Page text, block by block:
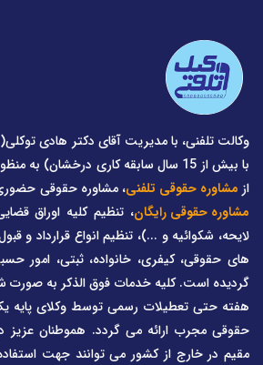
وکالت تلفنی، با مدیریت آقای دکتر هادی
با بیش از 15 سال سابقه کاری درخشان)
از مشاوره حقوقی تلفنی، مشاوره حقوقی
مشاوره حقوقی رایگان، تنظیم کلیه اوراق
لایحه، شکوائیه و ...)، تنظیم انواع قرارداد و
های حقوقی، کیفری، خانواده، ثبتی، امور
گردیده است. کلیه خدمات فوق الذکر به صورت
هفته حتی تعطیلات رسمی توسط وکلای پایه
حقوقی مجرب ارائه می گردد. هموطنان عزیز در
مقیم در خارج از کشور می توانند جهت